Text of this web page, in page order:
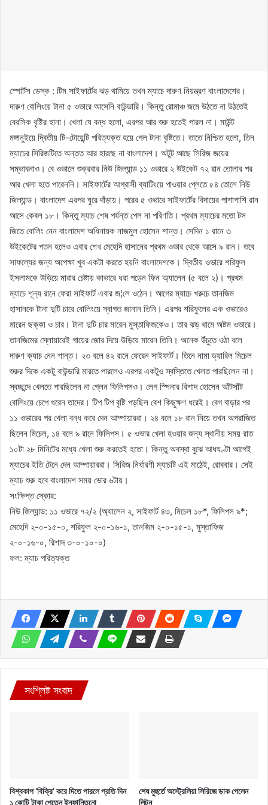
স্পোর্টস ডেস্ক : টিম সাইফার্টের ঝড় থামিয়ে তখন ম্যাচে দারুণ নিয়ন্ত্রণ বাংলাদেশের।
দারুণ বোলিংয়ে টানা ৫ ওভারে আসেনি বাউন্ডারি। কিন্তু রোমাঞ্চ জমে উঠতে না উঠতেই
বেরসিক বৃষ্টির হানা। খেলা যে বন্ধ হলো, এরপর আর শুরু হতেই পারল না। মাউন্ট
মঙ্গানুইয়ে দ্বিতীয় টি-টোয়েন্টি পরিত্যক্ত হয়ে গেল টানা বৃষ্টিতে। তাতে নিশ্চিত হলো, তিন
ম্যাচের সিরিজটিতে অন্তত আর হারছে না বাংলাদেশ। অটুট আছে সিরিজ জয়ের
সম্ভাবনাও। বে ওভালে শুক্রবার নিউ জিল্যান্ড ১১ ওভারে ২ উইকেট ৭২ রান তোলার পর
আর খেলা হতে পারেননি। সাইফার্টের আগ্রাসী ব্যাটিংয়ে পাওয়ার প্লেতে ৫৪ তোলে নিউ
জিল্যান্ড। বাংলাদেশ এরপর ঘুরে দাঁড়ায়। পরের ৫ ওভারে সাইফার্টের বিদায়ের পাশাপাশি রান
আসে কেবল ১৮। কিন্তু ম্যাচ শেষ পর্যন্ত পেল না পরিণতি। প্রথম ম্যাচের মতো টস
জিতে বোলিং নেন বাংলাদেশ অধিনায়ক নাজমুল হোসেন শান্ত। সেদিন ১ রানে ৩
উইকেটের পতন হলেও এবার শেখ মেহেদি হাসানের প্রথম ওভার থেকে আসে ৯ রান। তবে
সাফল্যের জন্য অপেক্ষা খুব একটা করতে হয়নি বাংলাদেশকে। দ্বিতীয় ওভারে শরিফুল
ইসলামকে উড়িয়ে মারার চেষ্টায় কাভারে ধরা পড়েন ফিন অ্যালেন (৫ বলে ২)। প্রথম
ম্যাচে শূন্য রানে ফেরা সাইফার্ট এবার জ¦লে ওঠেন। আগের ম্যাচে খরুচে তানজিম
হাসানকে টানা দুটি চারে বোলিংয়ে স্বাগত জানান তিনি। এরপর শরিফুলের এক ওভারেও
মারেন ছক্কা ও চার। টানা দুটি চার মারেন মুস্তাফিজকেও। তার ঝড় থামে অষ্টম ওভারে।
তানজিমের স্লোয়ারেই গায়ের জোর দিয়ে উড়িয়ে মারেন তিনি। অনেক উঁচুতে ওঠা বলে
দারুণ ক্যাচ নেন শান্ত। ২৩ বলে ৪২ রানে ফেরেন সাইফার্ট। তিনে নামা ড্যারিল মিচেল
শুরুর দিকে একটু বাউন্ডারি মারতে পারলেও এরপর একটুও স্বস্তিতে খেলত পারছিলেন না।
স্বচ্ছন্দে খেলতে পারছিলেন না গ্লেন ফিলিপসও। লেগ স্পিনার রিশাদ হোসেন আঁটসাঁট
বোলিংয়ে চেপে ধরেন তাদের। টিপ টিপ বৃষ্টি পড়ছিল বেশ কিছুক্ষণ ধরেই। বেগ বাড়ার পর
১১ ওভারের পর খেলা বন্ধ করে দেন আম্পায়াররা। ২৪ বলে ১৮ রান নিয়ে তখন অপরাজিত
ছিলেন মিচেল, ১৪ বলে ৯ রানে ফিলিপস। ৫ ওভার খেলা হওয়ার জন্য স্থানীয় সময় রাত
১০টা ২৮ মিনিটের মধ্যে খেলা শুরু করতেই হতো। কিন্তু অবস্থা বুঝে আধঘণ্টা আগেই
ম্যাচের ইতি টেনে দেন আম্পায়াররা। সিরিজ নির্ধারণী ম্যাচটি এই মাঠেই, রোববার। সেই
ম্যাচ শুরু হবে বাংলাদেশ সময় ভোর ৬টায়।
সংক্ষিপ্ত স্কোর:
নিউ জিল্যান্ড: ১১ ওভারে ৭২/২ (অ্যালেন ২, সাইফার্ট ৪৩, মিচেল ১৮*, ফিলিপস ৯*;
মেহেদি ২-০-১৫-০, শরিফুল ২-০-১৬-১, তানজিম ২-০-১৫-১, মুস্তাফিজ
২-০-১৬-০, রিশাদ ৩-০-১০-০)
ফল: ম্যাচ পরিত্যক্ত
সংশ্লিষ্ট সংবাদ
বিশ্বকাপ ‘বিক্রি’ করে দিতে পারলে প্রতি দিন
১ কোটি টাকা পেতেন ইনফান্তিনো
শেষ মুহুর্তে অস্ট্রেলিয়া সিরিজে ডাক পেলেন
লিটন